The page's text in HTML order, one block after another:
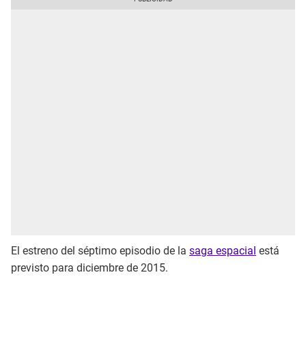
El estreno del séptimo episodio de la saga espacial está
previsto para diciembre de 2015.